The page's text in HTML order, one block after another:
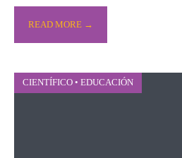
READ MORE →
CIENTÍFICO • EDUCACIÓN